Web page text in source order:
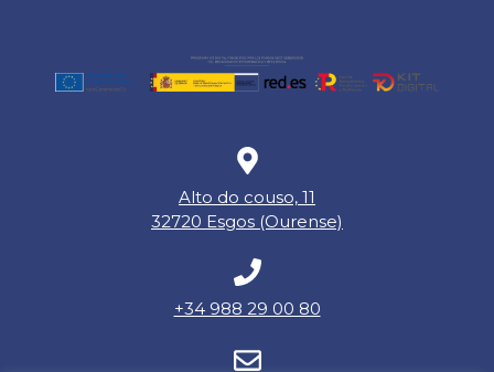
Alto do couso, 11
32720 Esgos (Ourense)
+34 988 29 00 80